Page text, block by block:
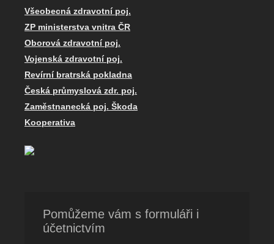
Všeobecná zdravotní poj.
ZP ministerstva vnitra ČR
Oborová zdravotní poj.
Vojenská zdravotní poj.
Revírní bratrská pokladna
Česká průmyslová zdr. poj.
Zaměstnanecká poj. Škoda
Kooperativa
Pomůžeme vám s formuláři i
účetnictvím